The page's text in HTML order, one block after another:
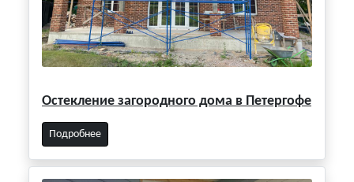
Остекление загородного дома в Петергофе
Подробнее